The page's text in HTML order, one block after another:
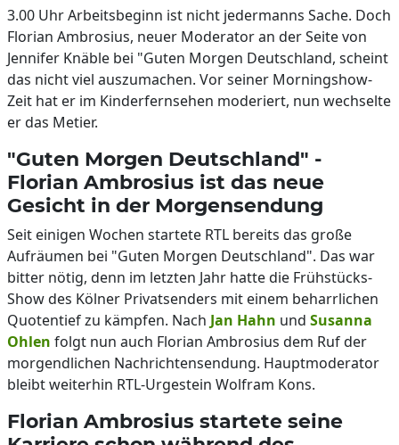
3.00 Uhr Arbeitsbeginn ist nicht jedermanns Sache. Doch
Florian Ambrosius, neuer Moderator an der Seite von
Jennifer Knäble bei "Guten Morgen Deutschland, scheint
das nicht viel auszumachen. Vor seiner Morningshow-
Zeit hat er im Kinderfernsehen moderiert, nun wechselte
er das Metier.
"Guten Morgen Deutschland" -
Florian Ambrosius ist das neue
Gesicht in der Morgensendung
Seit einigen Wochen startete RTL bereits das große
Aufräumen bei "Guten Morgen Deutschland". Das war
bitter nötig, denn im letzten Jahr hatte die Frühstücks-
Show des Kölner Privatsenders mit einem beharrlichen
Quotentief zu kämpfen. Nach Jan Hahn und Susanna
Ohlen folgt nun auch Florian Ambrosius dem Ruf der
morgendlichen Nachrichtensendung. Hauptmoderator
bleibt weiterhin RTL-Urgestein Wolfram Kons.
Florian Ambrosius startete seine